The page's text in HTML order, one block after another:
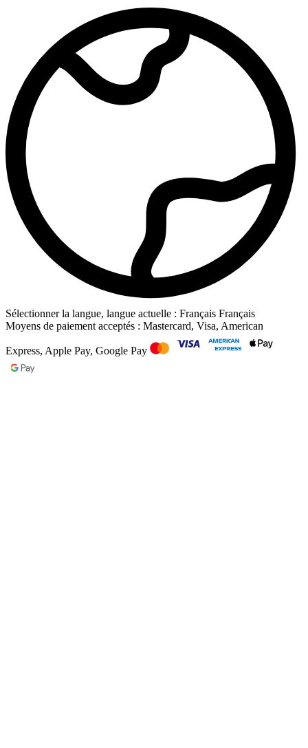
Sélectionner la langue, langue actuelle : Français Français
Moyens de paiement acceptés : Mastercard, Visa, American
Express, Apple Pay, Google Pay